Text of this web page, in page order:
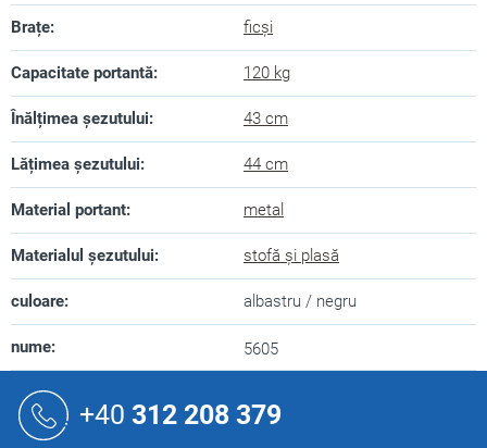
Brațe: ficși
Capacitate portantă: 120 kg
Înălțimea șezutului: 43 cm
Lățimea șezutului: 44 cm
Material portant: metal
Materialul șezutului: stofă și plasă
culoare: albastru / negru
nume: 5605
+40 312 208 379